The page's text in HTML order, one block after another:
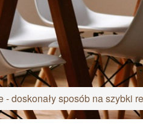
- doskonały sposób na szybki